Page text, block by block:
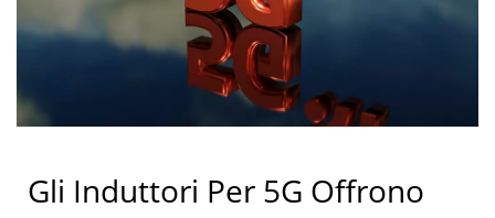
Gli Induttori Per 5G Offrono